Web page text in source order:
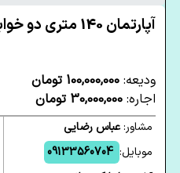
آپارتمان 140 متری دو خوابه در بلوار آزادگان یزد
ودیعه: 100,000,000 تومان
اجاره: 30,000,000 تومان
مشاور:عباس رضایی
موبایل: 09133560704